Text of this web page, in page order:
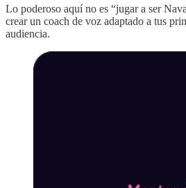
Lo poderoso aquí no es “jugar a ser
crear un coach de voz adaptado a tus
audiencia.